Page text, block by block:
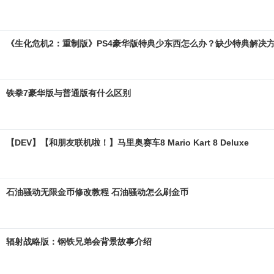
《生化危机2：重制版》PS4豪华版特典少东西怎么办？缺少特典解决
铁拳7豪华版与普通版有什么区别
【DEV】【和朋友联机啦！】马里奥赛车8 Mario Kart 8 Deluxe
石油骚动无限金币修改教程 石油骚动怎么刷金币
辐射战略版：钢铁兄弟会背景故事介绍